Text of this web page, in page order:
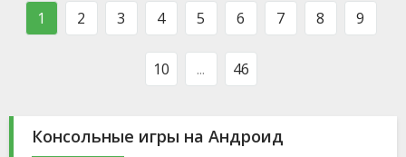
устройства милыми
персонажами в
Южной Кореи, не смотря на
1 2 3 4 5 6 7 8 9
10 ... 46
Консольные игры на Андроид